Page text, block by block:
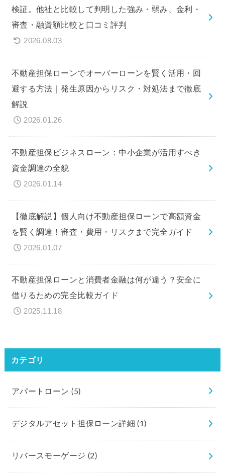
検証。他社と比較して判明した強み・弱み、金利・
審査・融資額比較と口コミ評判
2026.08.03
不動産担保ローンでオーバーローンを賢く活用・回
避する方法｜発生原因からリスク・対処法まで徹底
解説
2026.01.26
不動産担保ビジネスローン：中小企業が活用すべき
資金調達の全貌
2026.01.14
【徹底解説】個人向け不動産担保ローンで高額資金
を賢く調達！審査・費用・リスクまで完全ガイド
2026.01.07
不動産担保ローンと消費者金融は何が違う？安全に
借りるための完全比較ガイド
2025.11.18
カテゴリ
アパートローン(5)
デジタルアセット担保ローン詳細(1)
リバースモーゲージ (2)